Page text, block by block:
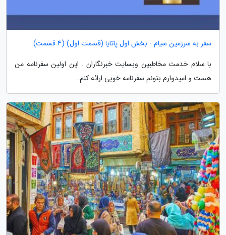
سفر به سرزمین سیام - بخش اول پاتایا (قسمت اول) (4 قسمت)
با سلام خدمت مخاطبین وبسایت خبرنگاران . این اولین سفرنامه من
هست و امیدوارم بتونم سفرنامه خوبی ارائه کنم.